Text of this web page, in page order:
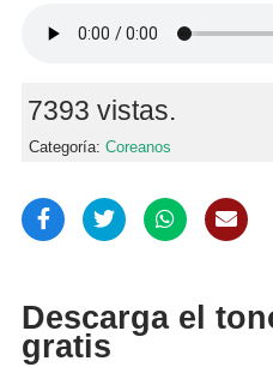
7393 vistas.
Categoría: Coreanos
Descarga el
gratis